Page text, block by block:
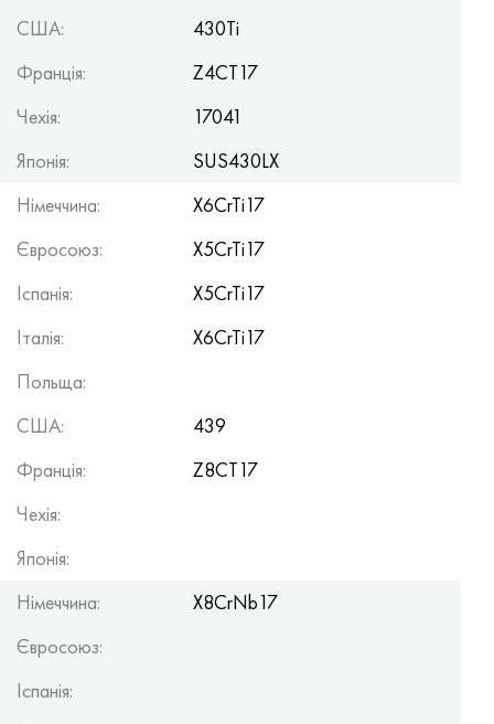
США:
430Ti
Франція:
Z4CT17
Чехія:
17041
Японія:
SUS430LX
Німеччина:
X6CrTi17
Євросоюз:
X5CrTi17
Іспанія:
X5CrTi17
Італія:
X6CrTi17
Польща:
США:
439
Франція:
Z8CT17
Чехія:
Японія:
Німеччина:
X8CrNb17
Євросоюз:
Іспанія: